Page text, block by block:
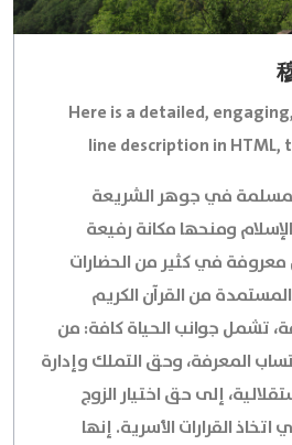
Here is a detailed,
line description in
audience, presented
في جوهر الشريعة
ومنحها مكانة رفيعة
في كثير من الحضارات
من القرآن الكريم
تشمل جوانب الحياة كافة: من
المعرفة، وحق التملك وإدارة
إلى حق اختيار الزوج
القرارات الأسرية. إنها